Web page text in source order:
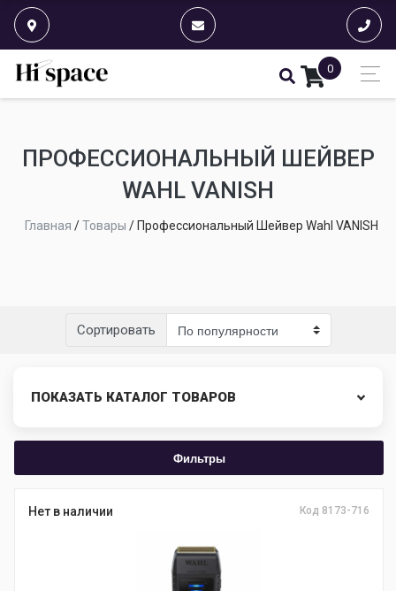
0
ПРОФЕССИОНАЛЬНЫЙ ШЕЙВЕР
WAHL VANISH
Главная /Товары / Профессиональный Шейвер Wahl VANISH
Сортировать
ПОКАЗАТЬ КАТАЛОГ ТОВАРОВ
Нет в наличии Код 8173-716
Фильтры